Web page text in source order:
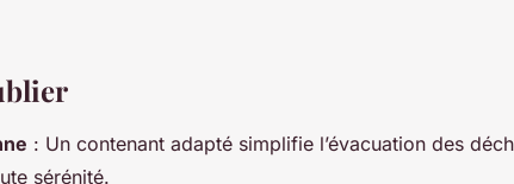
: solutions
: Un contenant adapté simplifie l’évacuation des
sérénité.